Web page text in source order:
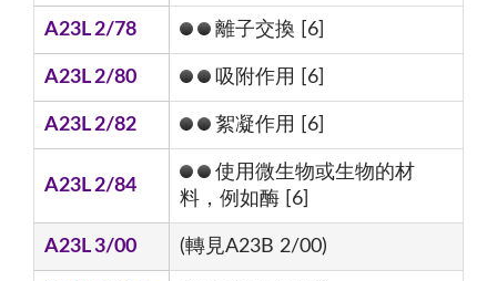
A23L 2/78 離子交換 [6]
A23L 2/80 吸附作用 [6]
A23L 2/82 絮凝作用 [6]
A23L 2/84
使用微生物或生物的材
料，例如酶 [6]
A23L 3/00 (轉見A23B 2/00)